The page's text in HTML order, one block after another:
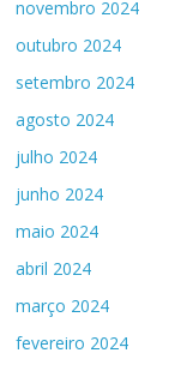
novembro 2024
outubro 2024
setembro 2024
agosto 2024
julho 2024
junho 2024
maio 2024
abril 2024
março 2024
fevereiro 2024